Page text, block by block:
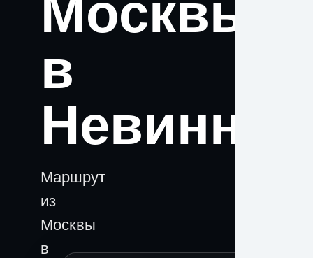
Москвы
в
Маршрут
из
Москвы
в